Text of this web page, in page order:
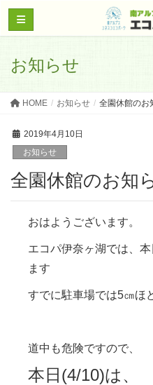
お知らせ
HOME お知らせ 全園休館のお
2019年4月10日
お知らせ
全園休館のお知
おはようございます。
エコパ伊奈ヶ湖では、
ます
すでに駐車場では5㎝ほ
道中も危険ですので、
本日(4/10)は、